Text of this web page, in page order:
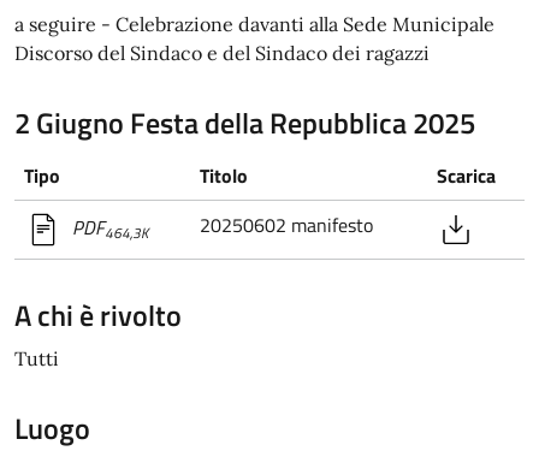
a seguire - Celebrazione davanti alla Sede Municipale
Discorso del Sindaco e del Sindaco dei ragazzi
2 Giugno Festa della Repubblica 2025
Tipo Titolo
Scarica
PDF464,3K 20250602 manifesto
A chi è rivolto
Tutti
Luogo